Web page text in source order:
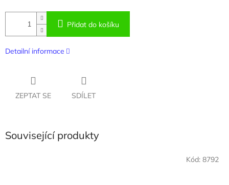
Přidat do košíku
Detailní informace
ZEPTAT SE SDÍLET
Související produkty
Kód: 8792